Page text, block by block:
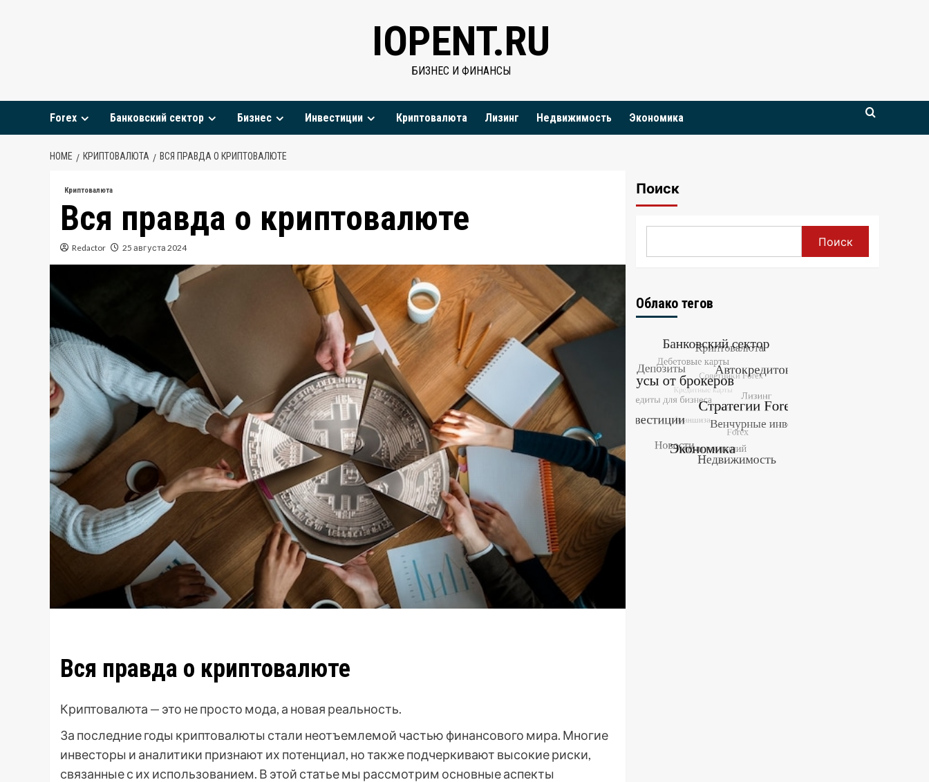
IOPENT.RU
БИЗНЕС И ФИНАНСЫ
Forex Банковский сектор Бизнес Инвестиции Криптовалюта Лизинг Недвижимость Экономика
HOME КРИПТОВАЛЮТА ВСЯ ПРАВДА О КРИПТОВАЛЮТЕ
Криптовалюта
Вся правда о криптовалюте
Redactor 25 августа 2024
Вся правда о криптовалюте
Криптовалюта — это не просто мода, а новая реальность.
За последние годы криптовалюты стали неотъемлемой частью финансового мира. Многие
инвесторы и аналитики признают их потенциал, но также подчеркивают высокие риски,
связанные с их использованием. В этой статье мы рассмотрим основные аспекты
Поиск
Поиск
Облако тегов